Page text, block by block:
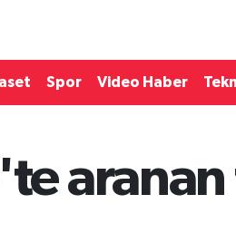
Spor Video Haber
aranan